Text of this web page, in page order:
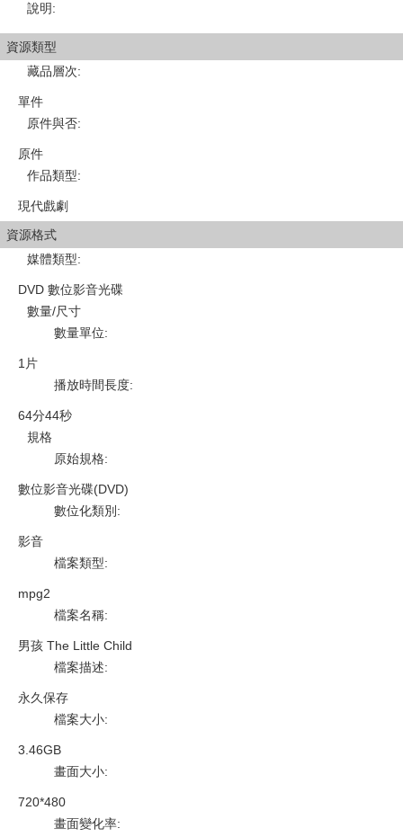
說明:
資源類型
藏品層次:
單件
原件與否:
原件
作品類型:
現代戲劇
資源格式
媒體類型:
DVD 數位影音光碟
數量/尺寸
數量單位:
1片
播放時間長度:
64分44秒
規格
原始規格:
數位影音光碟(DVD)
數位化類別 :
影音
檔案類型:
mpg2
檔案名稱:
男孩 The Little Child
檔案描述:
永久保存
檔案大小:
3.46GB
畫面大小:
720*480
畫面變化率: